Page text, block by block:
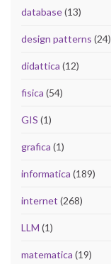
database(13)
design patterns (24)
didattica (12)
fisica (54)
GIS (1)
grafica (1)
informatica (189)
internet (268)
LLM (1)
matematica (19)